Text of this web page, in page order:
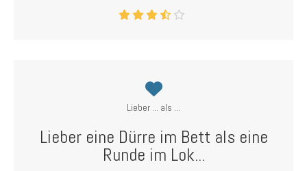
Lieber ... als ...
Lieber eine Dürre im Bett als eine
Runde im Lok...